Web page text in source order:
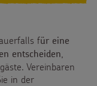
für eine
entscheiden,
Vereinbaren
in der